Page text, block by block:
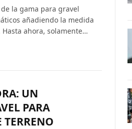
la gama para gravel
añadiendo la medida
ahora, solamente…
UN
PARA